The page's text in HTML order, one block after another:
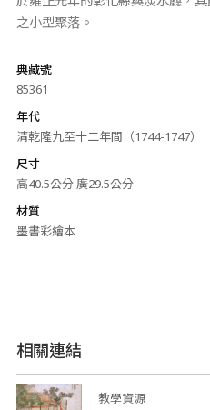
之小型聚落。
典藏號
85361
年代
清乾隆九至十二年間（1744-1747）
尺寸
高40.5公分 廣29.5公分
材質
墨書彩繪本
相關連結
教學資源